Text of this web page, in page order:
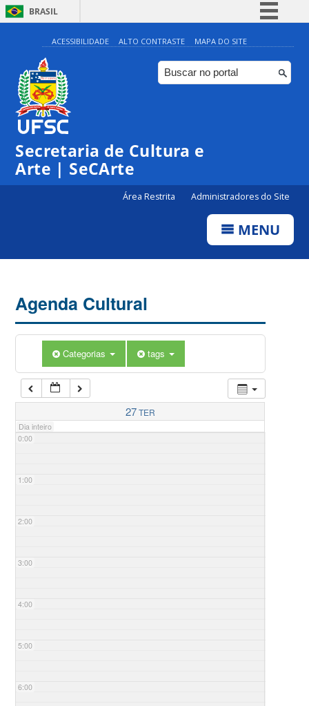
BRASIL
Simplifique!
Comunica BR
Participe
ACESSIBILIDADE ALTO CONTRASTE MAPA DO SITE
Secretaria de Cultura e
Arte | SeCArte
Área Restrita Administradores do Site
MENU
Agenda Cultural
Categorias tags
27TER
Dia inteiro
0:00
1:00
2:00
3:00
4:00
5:00
6:00